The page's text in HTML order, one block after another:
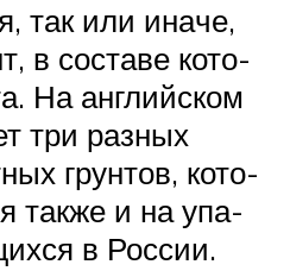
так или ина­че,
в соста­ве кото­
На англий­ском
три раз­ных
грун­тов, кото­
так­же и на упа­
в Рос­сии.